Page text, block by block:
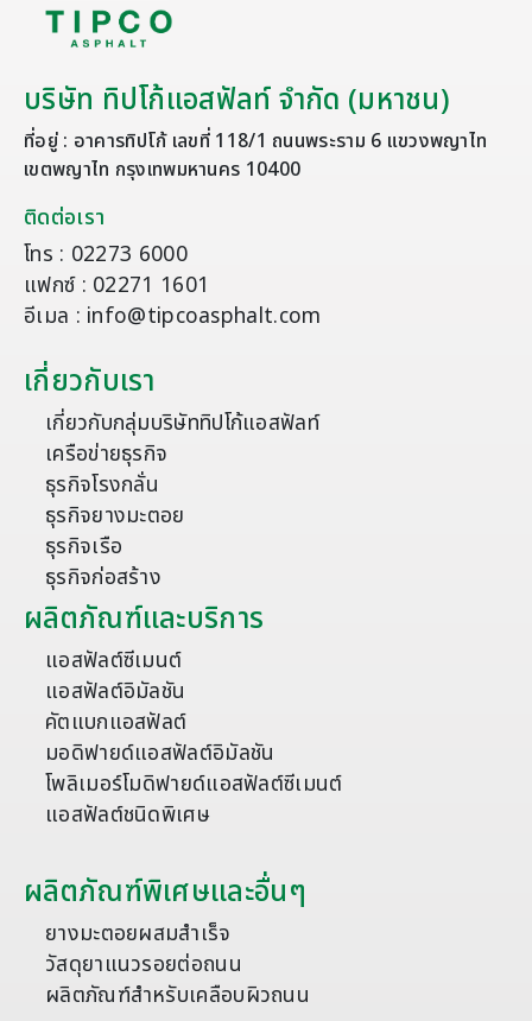
บริษัท ทิปโก้แอสฟัลท์ จำกัด (มหาชน)
ที่อยู่ : อาคารทิปโก้ เลขที่ 118/1 ถนนพระราม 6 แขวงพญาไท
เขตพญาไท กรุงเทพมหานคร 10400
ติดต่อเรา
โทร : 02273 6000
แฟกซ์ : 02271 1601
อีเมล : info@tipcoasphalt.com
เกี่ยวกับเรา
เกี่ยวกับกลุ่มบริษัททิปโก้แอสฟัลท์
เครือข่ายธุรกิจ
ธุรกิจโรงกลั่น
ธุรกิจยางมะตอย
ธุรกิจเรือ
ธุรกิจก่อสร้าง
ผลิตภัณฑ์และบริการ
แอสฟัลต์ซีเมนต์
แอสฟัลต์อิมัลชัน
คัตแบกแอสฟัลต์
มอดิฟายด์แอสฟัลต์อิมัลชัน
โพลิเมอร์โมดิฟายด์แอสฟัลต์ซีเมนต์
แอสฟัลต์ชนิดพิเศษ
ผลิตภัณฑ์พิเศษและอื่นๆ
ยางมะตอยผสมสำเร็จ
วัสดุยาแนวรอยต่อถนน
ผลิตภัณฑ์สำหรับเคลือบผิวถนน